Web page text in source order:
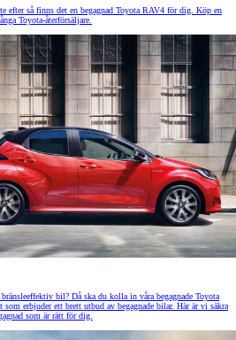
efter så finns det en begagnad Toyota RAV4 för dig. Köp en
Toyota-återförsäljare.
bil? Då ska du kolla in våra begagnade Toyota
erbjuder ett brett utbud av begagnade bilar. Här är vi säkra
som är rätt för dig.